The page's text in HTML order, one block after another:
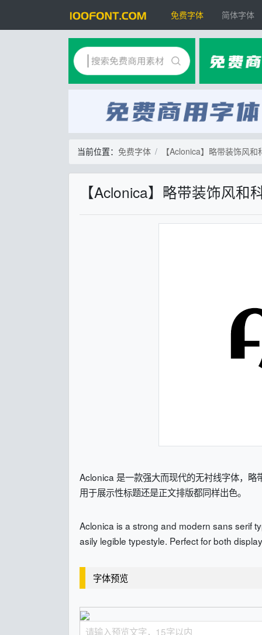
免费字体 简体字体
当前位置： 免费字体 【Aclonica】略带装饰风
【Aclonica】略带装饰风
Aclonica 是一款强大而现代的无衬线字体，
用于展示性标题还是正文排版都同样出色。
Aclonica is a strong and modern sans serif
asily legible typestyle. Perfect for both
字体预览